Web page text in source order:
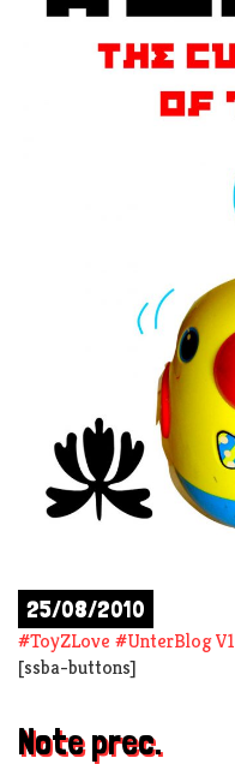
25/08/2010
#ToyZLove #UnterBlog
[ssba-buttons]
Note prec.